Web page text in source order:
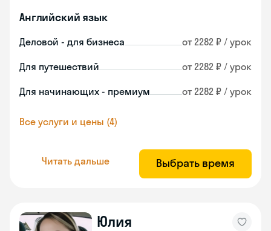
Английский язык
Деловой - для бизнеса от 2282 ₽ / урок
Для путешествий от 2282 ₽ / урок
Для начинающих - премиум от 2282 ₽ / урок
Все услуги и цены (4)
Читать дальше Выбрать время
Юлия